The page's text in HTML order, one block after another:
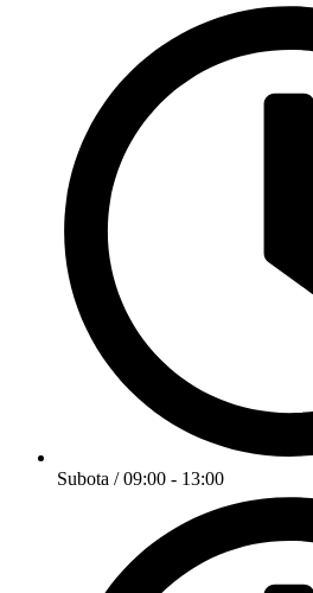
Subota / 09:00 - 13:00